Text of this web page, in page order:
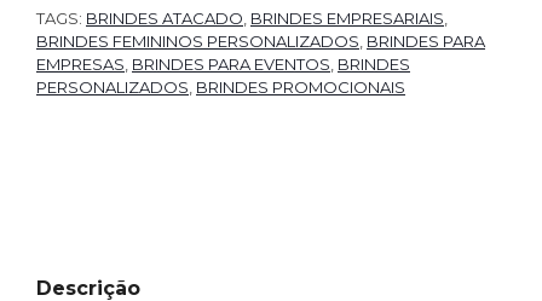
TAGS: BRINDES ATACADO, BRINDES EMPRESARIAIS,
BRINDES FEMININOS PERSONALIZADOS, BRINDES PARA
EMPRESAS, BRINDES PARA EVENTOS, BRINDES
PERSONALIZADOS, BRINDES PROMOCIONAIS
Descrição